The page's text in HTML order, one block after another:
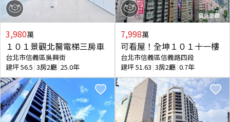
3,980萬
１０１景觀北醫電梯三房車
台北市信義區吳興街
建坪56.5 3房2廳 25.0年
7,998萬
可看屋！全坤１０１十一樓
台北市信義區信義路四段
建坪51.63 3房2廳 0.7年